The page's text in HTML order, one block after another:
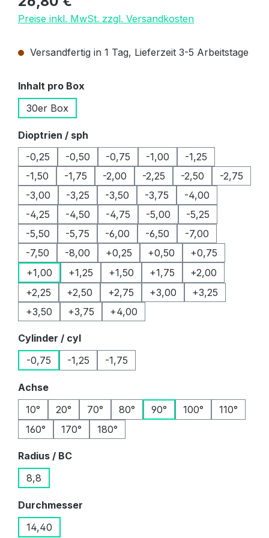
Preise inkl. MwSt. zzgl. Versandkosten
Versandfertig in 1 Tag, Lieferzeit 3-5 Arbeitstage
Inhalt pro Box
30er Box
Dioptrien / sph
-0,25
-0,50 -0,75 -1,00
-1,25
-1,50
-1,75 -2,00 -2,25 -2,50
-2,75
-3,00
-3,25 -3,50 -3,75
-4,00
-4,25
-4,50 -4,75 -5,00
-5,25
-5,50
-5,75 -6,00 -6,50
-7,00
-7,50
-8,00 +0,25 +0,50
+0,75
+1,00
+1,25 +1,50 +1,75
+2,00
+2,25
+2,50 +2,75 +3,00
+3,25
+3,50
+3,75 +4,00
Cylinder / cylauswählen
-0,75
-1,25 -1,75
Achseauswählen
10°
20° 70° 80° 90° 100°
110°
160°
170° 180°
Radius / BCauswählen
8,8
Durchmesser
14,40